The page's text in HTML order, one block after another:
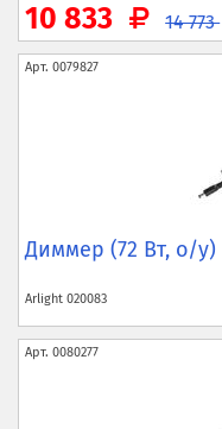
10 833 14 773
Арт. 0079827
Диммер (72 Вт, о/у)
Arlight 020083
Арт. 0080277